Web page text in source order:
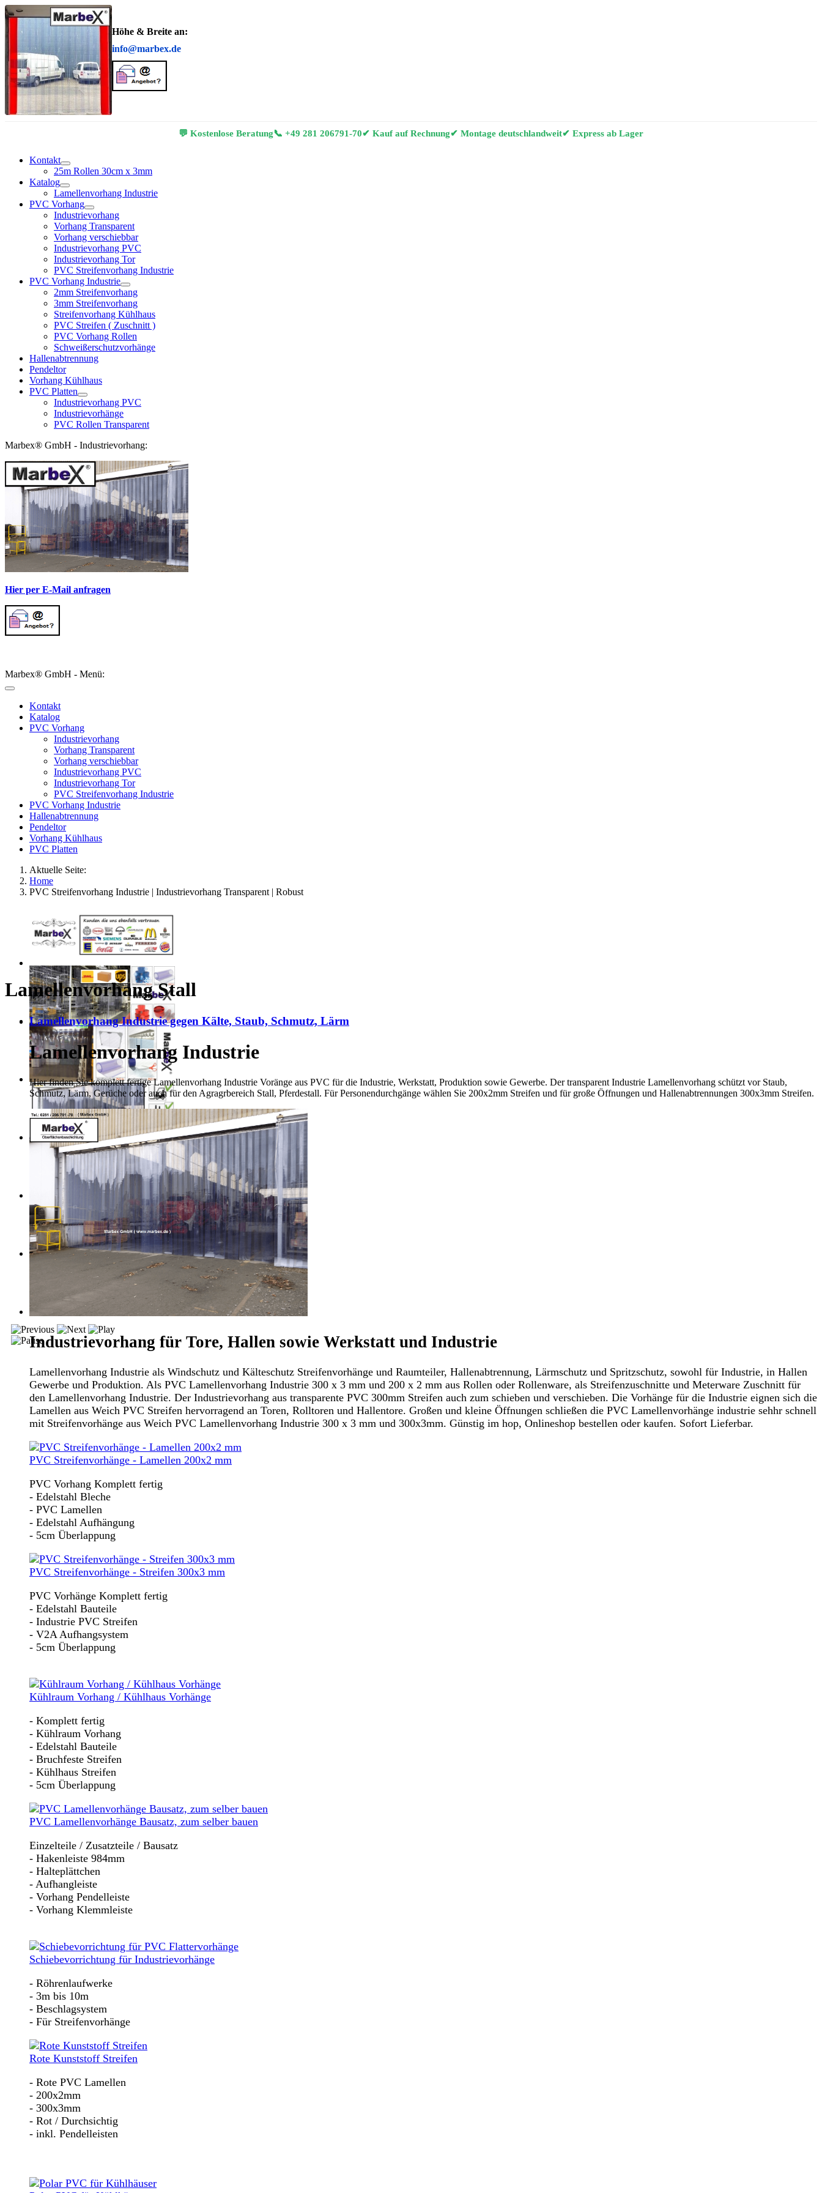
Höhe & Breite an:
info@marbex.de
💬 Kostenlose Beratung📞 +49 281 206791-70✔ Kauf auf Rechnung✔ Montage deutschlandweit✔ Express ab Lager
Kontakt
25m Rollen 30cm x 3mm
Katalog
Lamellenvorhang Industrie
PVC Vorhang
Industrievorhang
Vorhang Transparent
Vorhang verschiebbar
Industrievorhang PVC
Industrievorhang Tor
PVC Streifenvorhang Industrie
PVC Vorhang Industrie
2mm Streifenvorhang
3mm Streifenvorhang
Streifenvorhang Kühlhaus
PVC Streifen ( Zuschnitt )
PVC Vorhang Rollen
Schweißerschutzvorhänge
Hallenabtrennung
Pendeltor
Vorhang Kühlhaus
PVC Platten
Industrievorhang PVC
Industrievorhänge
PVC Rollen Transparent
Marbex® GmbH - Industrievorhang:
Hier per E-Mail anfragen
Marbex® GmbH - Menü:
Kontakt
Katalog
PVC Vorhang
Industrievorhang
Vorhang Transparent
Vorhang verschiebbar
Industrievorhang PVC
Industrievorhang Tor
PVC Streifenvorhang Industrie
PVC Vorhang Industrie
Hallenabtrennung
Pendeltor
Vorhang Kühlhaus
PVC Platten
Aktuelle Seite:
Home
PVC Streifenvorhang Industrie | Industrievorhang Transparent | Robust
Lamellenvorhang Stall
Lamellenvorhang Industrie gegen Kälte, Staub, Schmutz, Lärm
Lamellenvorhang Industrie
Hier finden Sie komplett fertige Lamellenvorhang Industrie Voränge aus PVC für die Industrie, Werkstatt, Produktion sowie Gewerbe. Der transparent Industrie Lamellenvorhang schützt vor Staub,
Schmutz, Lärm, Gerüche oder auch für den Agragrbereich Stall, Pferdestall. Für Personendurchgänge wählen Sie 200x2mm Streifen und für große Öffnungen und Hallenabtrennungen 300x3mm Streifen.
Industrievorhang für Tore, Hallen sowie Werkstatt und Industrie
Lamellenvorhang Industrie als Windschutz und Kälteschutz Streifenvorhänge und Raumteiler, Hallenabtrennung, Lärmschutz und Spritzschutz, sowohl für Industrie, in Hallen
Gewerbe und Produktion. Als PVC Lamellenvorhang Industrie 300 x 3 mm und 200 x 2 mm aus Rollen oder Rollenware, als Streifenzuschnitte und Meterware Zuschnitt für
den Lamellenvorhang Industrie. Der Industrievorhang aus transparente PVC 300mm Streifen auch zum schieben und verschieben. Die Vorhänge für die Industrie eignen sich die
Lamellen aus Weich PVC Streifen hervorragend an Toren, Rolltoren und Hallentore. Großen und kleine Öffnungen schließen die PVC Lamellenvorhänge industrie sehhr schnell
mit Streifenvorhänge aus Weich PVC Lamellenvorhang Industrie 300 x 3 mm und 300x3mm. Günstig im hop, Onlineshop bestellen oder kaufen. Sofort Lieferbar.
PVC Streifenvorhänge - Lamellen 200x2 mm
PVC Vorhang Komplett fertig
- Edelstahl Bleche
- PVC Lamellen
- Edelstahl Aufhängung
- 5cm Überlappung
PVC Streifenvorhänge - Streifen 300x3 mm
PVC Vorhänge Komplett fertig
- Edelstahl Bauteile
- Industrie PVC Streifen
- V2A Aufhangsystem
- 5cm Überlappung
Kühlraum Vorhang / Kühlhaus Vorhänge
- Komplett fertig
- Kühlraum Vorhang
- Edelstahl Bauteile
- Bruchfeste Streifen
- Kühlhaus Streifen
- 5cm Überlappung
PVC Lamellenvorhänge Bausatz, zum selber bauen
Einzelteile / Zusatzteile / Bausatz
- Hakenleiste 984mm
- Halteplättchen
- Aufhangleiste
- Vorhang Pendelleiste
- Vorhang Klemmleiste
Schiebevorrichtung für Industrievorhänge
- Röhrenlaufwerke
- 3m bis 10m
- Beschlagsystem
- Für Streifenvorhänge
Rote Kunststoff Streifen
- Rote PVC Lamellen
- 200x2mm
- 300x3mm
- Rot / Durchsichtig
- inkl. Pendelleisten